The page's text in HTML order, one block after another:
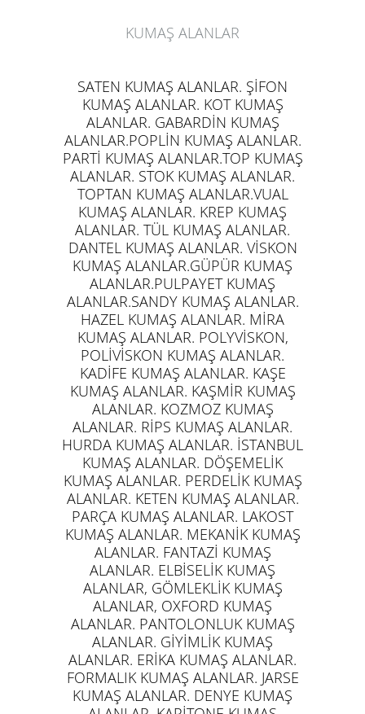
KUMAŞ ALANLAR
SATEN KUMAŞ ALANLAR. ŞİFON
KUMAŞ ALANLAR. KOT KUMAŞ
ALANLAR. GABARDİN KUMAŞ
ALANLAR.POPLİN KUMAŞ ALANLAR.
PARTİ KUMAŞ ALANLAR.TOP KUMAŞ
ALANLAR. STOK KUMAŞ ALANLAR.
TOPTAN KUMAŞ ALANLAR.VUAL
KUMAŞ ALANLAR. KREP KUMAŞ
ALANLAR. TÜL KUMAŞ ALANLAR.
DANTEL KUMAŞ ALANLAR. VİSKON
KUMAŞ ALANLAR.GÜPÜR KUMAŞ
ALANLAR.PULPAYET KUMAŞ
ALANLAR.SANDY KUMAŞ ALANLAR.
HAZEL KUMAŞ ALANLAR. MİRA
KUMAŞ ALANLAR. POLYVİSKON,
POLİVİSKON KUMAŞ ALANLAR.
KADİFE KUMAŞ ALANLAR. KAŞE
KUMAŞ ALANLAR. KAŞMİR KUMAŞ
ALANLAR. KOZMOZ KUMAŞ
ALANLAR. RİPS KUMAŞ ALANLAR.
HURDA KUMAŞ ALANLAR. İSTANBUL
KUMAŞ ALANLAR. DÖŞEMELİK
KUMAŞ ALANLAR. PERDELİK KUMAŞ
ALANLAR. KETEN KUMAŞ ALANLAR.
PARÇA KUMAŞ ALANLAR. LAKOST
KUMAŞ ALANLAR. MEKANİK KUMAŞ
ALANLAR. FANTAZİ KUMAŞ
ALANLAR. ELBİSELİK KUMAŞ
ALANLAR, GÖMLEKLİK KUMAŞ
ALANLAR, OXFORD KUMAŞ
ALANLAR. PANTOLONLUK KUMAŞ
ALANLAR. GİYİMLİK KUMAŞ
ALANLAR. ERİKA KUMAŞ ALANLAR.
FORMALIK KUMAŞ ALANLAR. JARSE
KUMAŞ ALANLAR. DENYE KUMAŞ